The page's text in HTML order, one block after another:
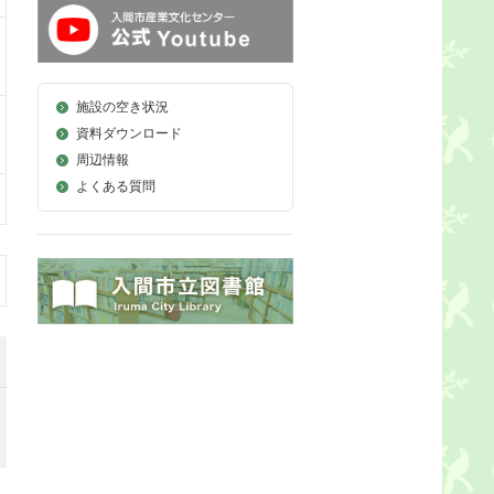
施設の空き状況
資料ダウンロード
周辺情報
よくある質問